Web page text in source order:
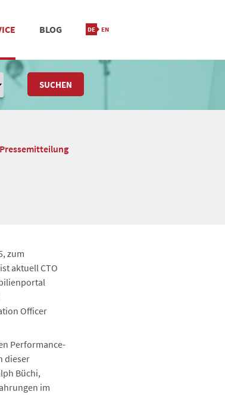
& KONTAKT
BLOG
SUCHEN
zum
aktuell CTO
Officer
Performance-
dieser
Büchi,
im